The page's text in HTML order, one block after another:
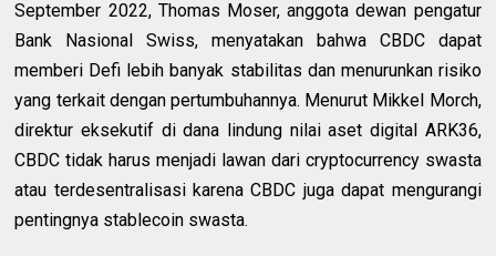
September 2022, Thomas Moser, anggota dewan pengatur
Bank Nasional Swiss, menyatakan bahwa CBDC dapat
memberi Defi lebih banyak stabilitas dan menurunkan risiko
yang terkait dengan pertumbuhannya. Menurut Mikkel Morch,
direktur eksekutif di dana lindung nilai aset digital ARK36,
CBDC tidak harus menjadi lawan dari cryptocurrency swasta
atau terdesentralisasi karena CBDC juga dapat mengurangi
pentingnya stablecoin swasta.